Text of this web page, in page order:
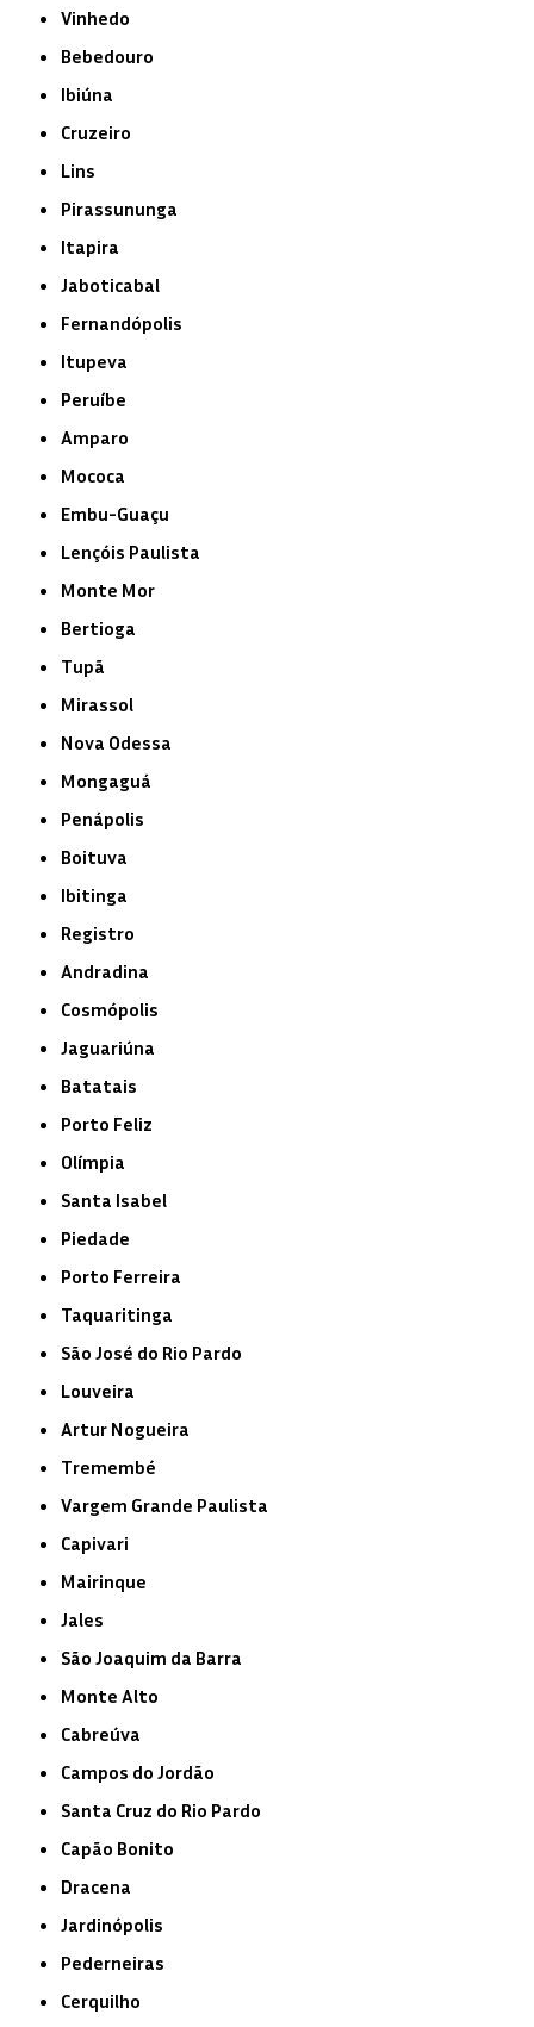
Vinhedo
Bebedouro
Ibiúna
Cruzeiro
Lins
Pirassununga
Itapira
Jaboticabal
Fernandópolis
Itupeva
Peruíbe
Amparo
Mococa
Embu-Guaçu
Lençóis Paulista
Monte Mor
Bertioga
Tupã
Mirassol
Nova Odessa
Mongaguá
Penápolis
Boituva
Ibitinga
Registro
Andradina
Cosmópolis
Jaguariúna
Batatais
Porto Feliz
Olímpia
Santa Isabel
Piedade
Porto Ferreira
Taquaritinga
São José do Rio Pardo
Louveira
Artur Nogueira
Tremembé
Vargem Grande Paulista
Capivari
Mairinque
Jales
São Joaquim da Barra
Monte Alto
Cabreúva
Campos do Jordão
Santa Cruz do Rio Pardo
Capão Bonito
Dracena
Jardinópolis
Pederneiras
Cerquilho